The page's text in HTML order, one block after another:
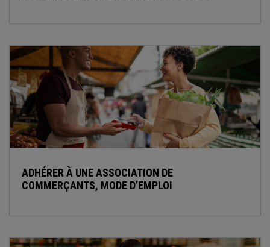
ADHÉRER À UNE ASSOCIATION DE
COMMERÇANTS, MODE D’EMPLOI